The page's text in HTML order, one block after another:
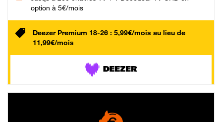
option à 5€/mois
Deezer Premium 18-26 : 5,99€/mois au lieu de
11,99€/mois